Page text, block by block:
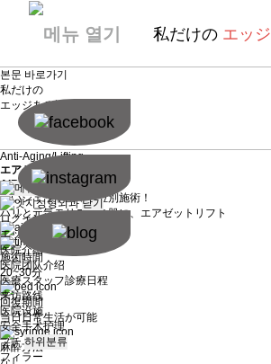
私だけの エッジ
본문 바로가기
私だけの
エッジある施術は？
닫기
ログイン
エッジ紹介 하위분류
医院介绍
医院团队介绍
医療スタッフ診療日程
来访路线
医院设施
安全手术护理
プチ 하위분류
フィラー
Anti-Aging/Lifting
エアゼット
AIR JET
強いジェット圧で部位別施術！
ハリと元気モリモリの肌に、エアゼットリフト
施術時間
20~30分
回復期間
当日日常生活が可能
麻酔方法